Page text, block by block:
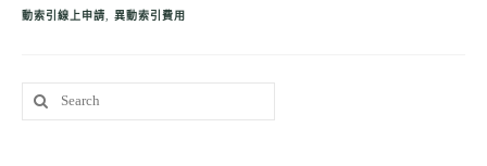
動索引線上申請
異動索引費用
Search
for: